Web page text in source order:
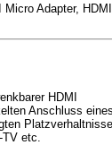
Micro Adapter,
HDMI
Anschluss eines
etc.